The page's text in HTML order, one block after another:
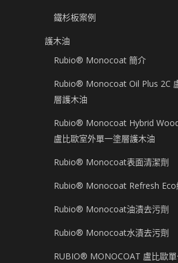
鐵杉板案例
護木油
Rubio® Monocoat 簡介
Rubio® Monocoat Oil Plus 2C
層護木油
Rubio® Monocoat Hybrid
盧比歐室外單一塗層護木油
Rubio® Monocoat表面清潔劑
Rubio® Monocoat Refresh Eco
Rubio® Monocoat油漬去污劑
Rubio® Monocoat水漬去污劑
RUBIO® MONOCOAT 盧比歐